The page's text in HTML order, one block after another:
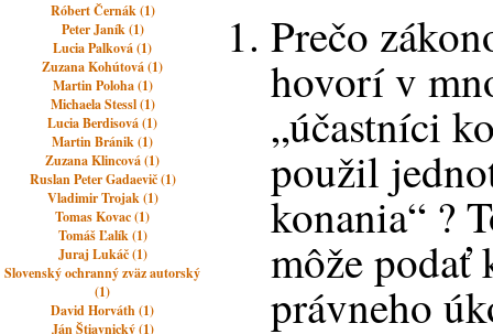
Róbert Černák (1)
Peter Janík (1)
Lucia Palková (1)
Zuzana Kohútová (1)
Martin Poloha (1)
Michaela Stessl (1)
Lucia Berdisová (1)
Martin Bránik (1)
Zuzana Klincová (1)
Ruslan Peter Gadaevič (1)
Vladimir Trojak (1)
Tomas Kovac (1)
Tomáš Ľalík (1)
Juraj Lukáč (1)
Slovenský ochranný zväz autorský
(1)
David Horváth (1)
Ján Štiavnický (1)
Prečo
hovorí v
„účastníci
použil
konania“ ?
môže
právneho